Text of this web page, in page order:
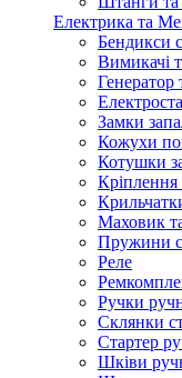
Електрика та
Бендикси
Вимикачі
Генератор
Замки
Кожухи
Котушки
Кріплення
Маховик
Пружини
Реле
Ручки
Склянки
Стартер
Шківи